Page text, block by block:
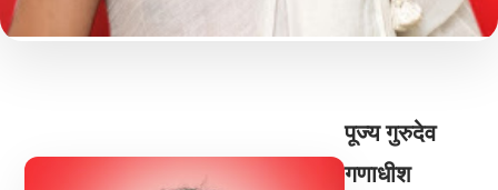
पूज्य गुरुदेव
गणाधीश